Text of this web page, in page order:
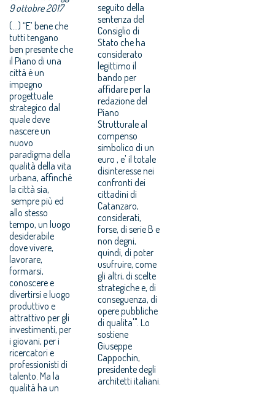
9 ottobre 2017
(...) “E’ bene che
tutti tengano
ben presente che
il Piano di una
città è un
impegno
progettuale
strategico dal
quale deve
nascere un
nuovo
paradigma della
qualità della vita
urbana, affinché
la città sia,
sempre più ed
allo stesso
tempo, un luogo
desiderabile
dove vivere,
lavorare,
formarsi,
conoscere e
divertirsi e luogo
produttivo e
attrattivo per gli
investimenti, per
i giovani, per i
ricercatori e
professionisti di
talento. Ma la
qualità ha un
seguito della
sentenza del
Consiglio di
Stato che ha
considerato
legittimo il
bando per
affidare per la
redazione del
Piano
Strutturale al
compenso
simbolico di un
euro , e' il totale
disinteresse nei
confronti dei
cittadini di
Catanzaro,
considerati,
forse, di serie B e
non degni,
quindi, di poter
usufruire, come
gli altri, di scelte
strategiche e, di
conseguenza, di
opere pubbliche
di qualita'". Lo
sostiene
Giuseppe
Cappochin,
presidente degli
architetti italiani.